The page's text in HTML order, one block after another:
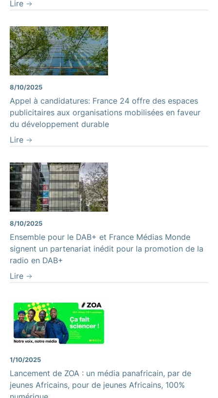
Lire
8/10/2025
Appel à candidatures: France 24 offre des espaces
publicitaires aux organisations mobilisées en faveur
du développement durable
Lire
8/10/2025
Ensemble pour le DAB+ et France Médias Monde
signent un partenariat inédit pour la promotion de la
radio en DAB+
Lire
1/10/2025
Lancement de ZOA : un média panafricain, par de
jeunes Africains, pour de jeunes Africains, 100%